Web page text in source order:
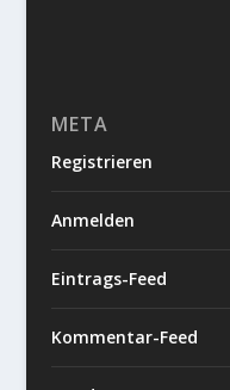
META
Registrieren
Anmelden
Eintrags-Feed
Kommentar-Feed